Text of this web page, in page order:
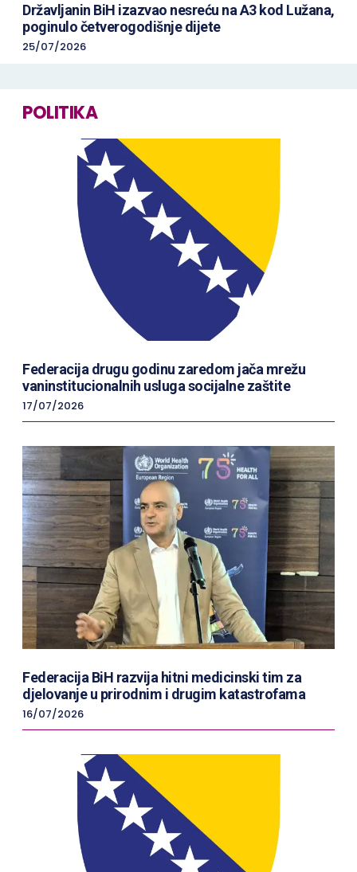
Državljanin BiH izazvao nesreću na A3 kod Lužana,
poginulo četverogodišnje dijete
25/07/2026
POLITIKA
Federacija drugu godinu zaredom jača mrežu
vaninstitucionalnih usluga socijalne zaštite
17/07/2026
Federacija BiH razvija hitni medicinski tim za
djelovanje u prirodnim i drugim katastrofama
16/07/2026